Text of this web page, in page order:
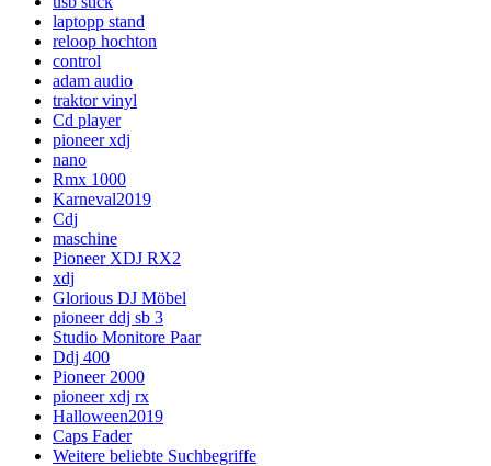
laptopp stand
reloop hochton
control
adam audio
traktor vinyl
Cd player
pioneer xdj
nano
Rmx 1000
Karneval2019
Cdj
maschine
Pioneer XDJ RX2
xdj
Glorious DJ Möbel
pioneer ddj sb 3
Studio Monitore Paar
Ddj 400
Pioneer 2000
pioneer xdj rx
Halloween2019
Caps Fader
Weitere beliebte Suchbegriffe